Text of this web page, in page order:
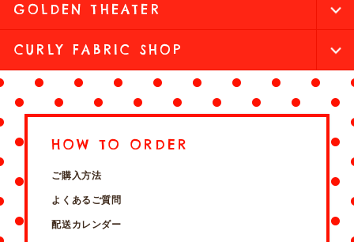
GOLDEN THEATER
CURLY FABRIC SHOP
HOW TO ORDER
ご購入方法
よくあるご質問
配送カレンダー